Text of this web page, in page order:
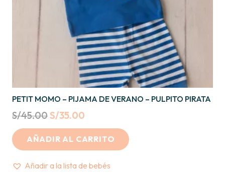
PETIT MOMO – PIJAMA DE VERANO – PULPITO PIRATA
S/45.00Original
price
was:
S/45.00.
S/35.00
price
is:
S/35.00.
AÑADIR AL CARRITO
Añadir a la lista de bebés